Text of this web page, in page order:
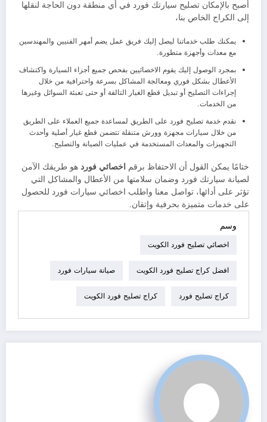
أصبح بالإمكان تصليح سيارتك فورد في أي منطقة دون الحاجة لنقلها
إلى الكراج الخاص بنا،
يمكنك طلب خدماتنا ليصل إليك فريق عمل يضم أمهر الفنيين والمهندسين
مع معدات وأجهزة متطورة.
بمجرد الوصول إليك يقوم الاخصائيين بفحص جميع أجزاء السيارة واكتشاف
الأعطال بشكل فوري ومعالجة المشاكل بسرعة واحترافية من خلال
إجراءات التصليح أو تبديل قطع الغيار التالفة أو حتى تعبئة السوائل وغيرها
من الخدمات.
نقدم خدمة تصليح فورد على الطريق لمساعدة جميع العملاء على الطريق
من خلال سيارات مجهزة وورش متنقلة تتضمن قطع غيار أصلية وأحدث
التجهيزات والمعدات المستخدمة في عمليات الصيانة والتصليح.
ختامًا يمكن القول أن الاحتفاظ برقم اخصائي فورد هو طريقك الآمن
لصيانة سيارتك فورد وضمان سلامتها من الأعطال والمشاكل التي
تؤثر على أدائها، تواصل معنا واطلب اخصائي سيارات فورد للحصول
على خدمات متميزة بحرفية وإتقان.
وسم
اخصائي تصليح فورد الكويت
افضل كراج تصليح فورد الكويت صيانة سيارات فورد
كراج تصليح فورد كراج تصليح فورد الكويت